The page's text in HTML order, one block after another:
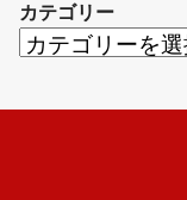
の
記
カテゴリー
カ